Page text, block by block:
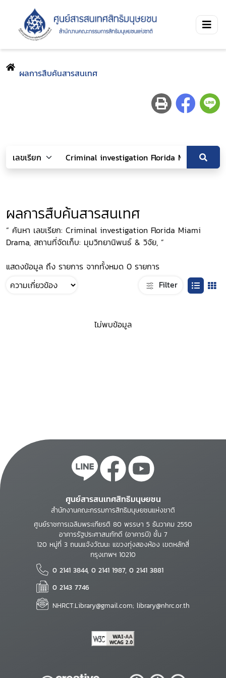
ผลการสืบค้นสารสนเทศ
ผลการสืบค้นสารสนเทศ
“ ค้นหา เลขเรียก: Criminal investigation Florida Miami
Drama, สถานที่จัดเก็บ: มุมวิทยานิพนธ์ & วิจัย, ”
แสดงข้อมูล ถึง รายการ จากทั้งหมด 0 รายการ
Filter
ไม่พบข้อมูล
ศูนย์สารสนเทศสิทธิมนุษยชน
สำนักงานคณะกรรมการสิทธิมนุษยชนแห่งชาติ
ศูนย์ราชการเฉลิมพระเกียรติ 80 พรรษา 5 ธันวาคม 2550
อาคารรัฐประศาสนภักดี (อาคารบี) ชั้น 7
120 หมู่ที่ 3 ถนนแจ้งวัฒนะ แขวงทุ่งสองห้อง เขตหลักสี่
กรุงเทพฯ 10210
0 2141 3844, 0 2141 1987, 0 2141 3881
0 2143 7746
NHRCT.Library@gmail.com; library@nhrc.or.th